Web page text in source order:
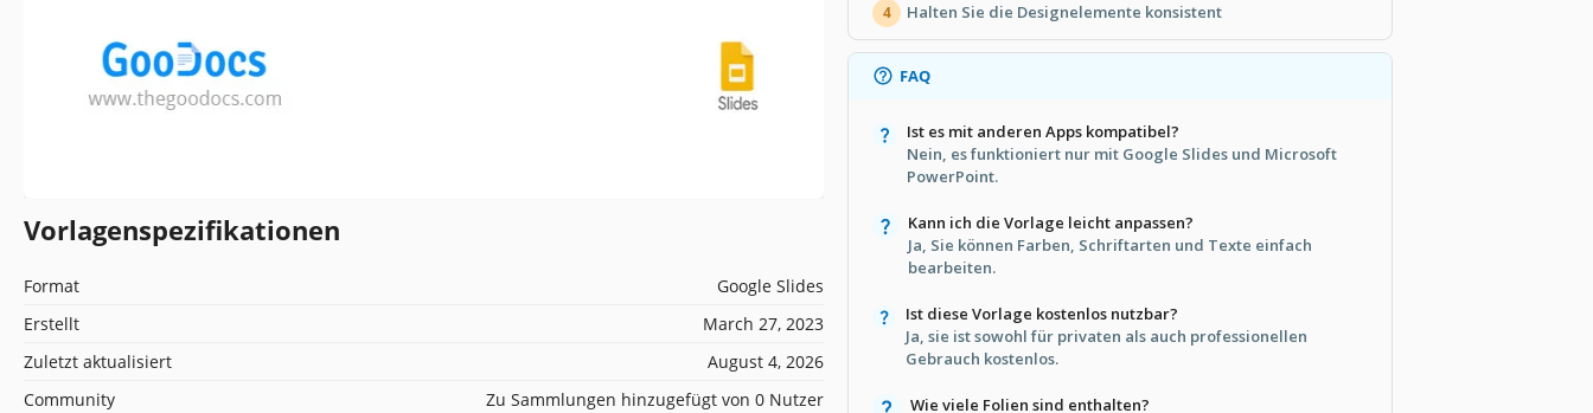
Vorlagenspezifikationen
Format
Google Slides
Erstellt
March 27, 2023
Zuletzt aktualisiert
August 4, 2026
Community
Zu Sammlungen hinzugefügt von 0 Nutzer
4 Halten Sie die Designelemente konsistent
FAQ
Ist es mit anderen Apps kompatibel?
Nein, es funktioniert nur mit Google Slides und Microsoft
PowerPoint.
Kann ich die Vorlage leicht anpassen?
Ja, Sie können Farben, Schriftarten und Texte einfach
bearbeiten.
Ist diese Vorlage kostenlos nutzbar?
Ja, sie ist sowohl für privaten als auch professionellen
Gebrauch kostenlos.
Wie viele Folien sind enthalten?